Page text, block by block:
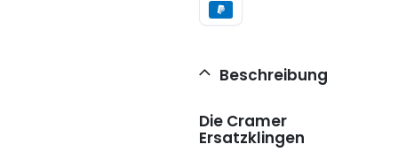
Beschreibung
Die Cramer
Ersatzklingen